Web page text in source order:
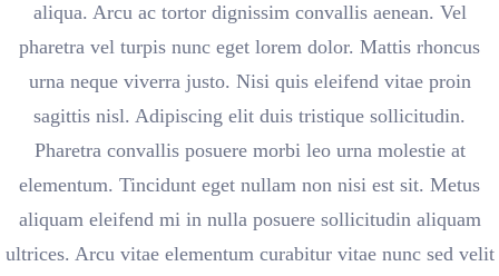
aliqua. Arcu ac tortor dignissim convallis aenean. Vel
pharetra vel turpis nunc eget lorem dolor. Mattis rhoncus
urna neque viverra justo. Nisi quis eleifend vitae proin
sagittis nisl. Adipiscing elit duis tristique sollicitudin.
Pharetra convallis posuere morbi leo urna molestie at
elementum. Tincidunt eget nullam non nisi est sit. Metus
aliquam eleifend mi in nulla posuere sollicitudin aliquam
ultrices. Arcu vitae elementum curabitur vitae nunc sed velit